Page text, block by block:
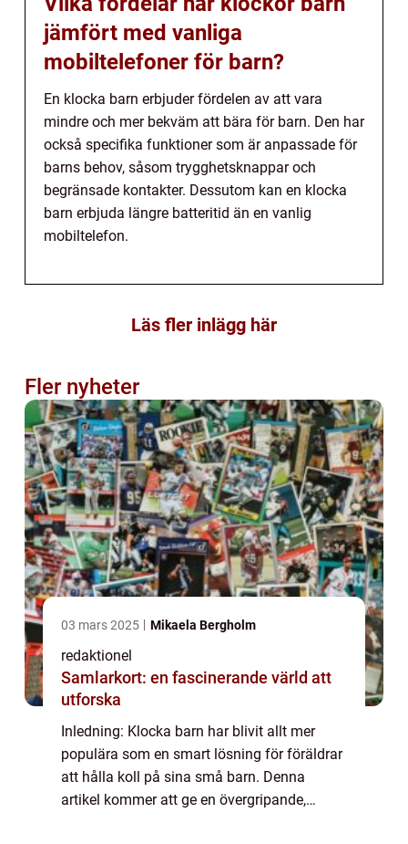
jämfört med vanliga
mobiltelefoner för barn?
En klocka barn erbjuder fördelen av att vara
mindre och mer bekväm att bära för barn. Den har
också specifika funktioner som är anpassade för
barns behov, såsom trygghetsknappar och
begränsade kontakter. Dessutom kan en klocka
barn erbjuda längre batteritid än en vanlig
mobiltelefon.
Läs fler inlägg här
Fler nyheter
03 mars 2025 Mikaela Bergholm
redaktionel
Samlarkort: en fascinerande värld att
utforska
Inledning: Klocka barn har blivit allt mer
populära som en smart lösning för föräldrar
att hålla koll på sina små barn. Denna
artikel kommer att ge en övergripande,